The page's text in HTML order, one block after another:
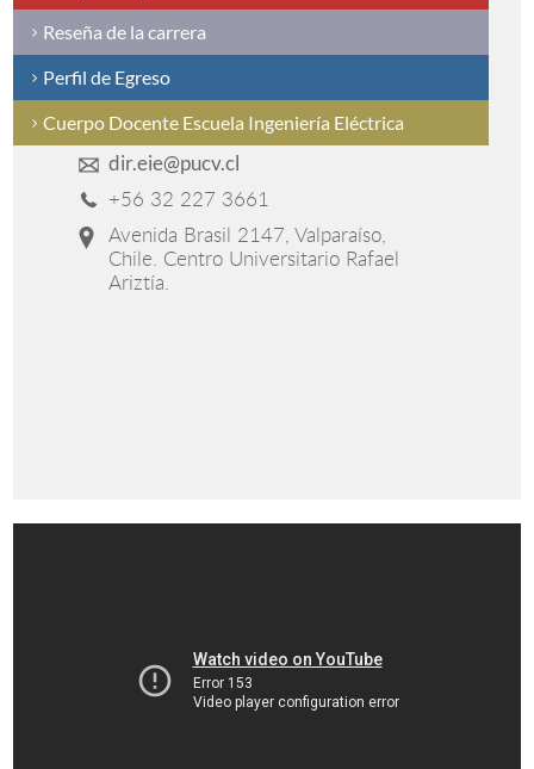
Reseña de la carrera
Perfil de Egreso
Cuerpo Docente Escuela Ingeniería Eléctrica
dir.eie@pucv.cl
+56 32 227 3661
Avenida Brasil 2147, Valparaíso,
Chile. Centro Universitario Rafael
Ariztía.